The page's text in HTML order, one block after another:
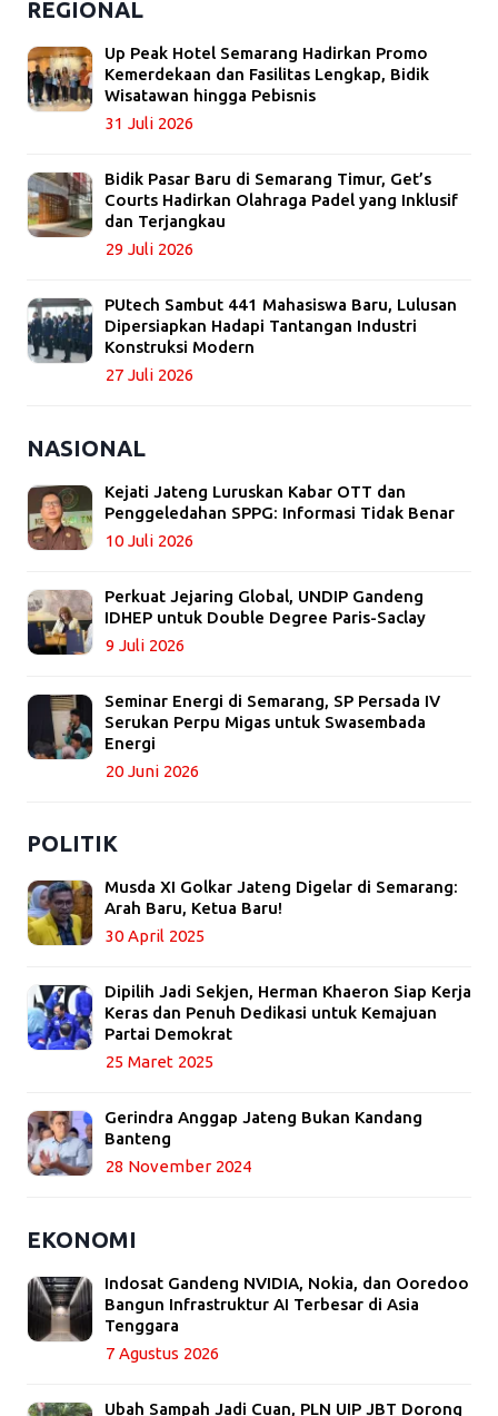
REGIONAL
Up Peak Hotel Semarang Hadirkan Promo
Kemerdekaan dan Fasilitas Lengkap, Bidik
Wisatawan hingga Pebisnis
31 Juli 2026
Bidik Pasar Baru di Semarang Timur, Get’s
Courts Hadirkan Olahraga Padel yang Inklusif
dan Terjangkau
29 Juli 2026
PUtech Sambut 441 Mahasiswa Baru, Lulusan
Dipersiapkan Hadapi Tantangan Industri
Konstruksi Modern
27 Juli 2026
NASIONAL
Kejati Jateng Luruskan Kabar OTT dan
Penggeledahan SPPG: Informasi Tidak Benar
10 Juli 2026
Perkuat Jejaring Global, UNDIP Gandeng
IDHEP untuk Double Degree Paris-Saclay
9 Juli 2026
Seminar Energi di Semarang, SP Persada IV
Serukan Perpu Migas untuk Swasembada
Energi
20 Juni 2026
POLITIK
Musda XI Golkar Jateng Digelar di Semarang:
Arah Baru, Ketua Baru!
30 April 2025
Dipilih Jadi Sekjen, Herman Khaeron Siap Kerja
Keras dan Penuh Dedikasi untuk Kemajuan
Partai Demokrat
25 Maret 2025
Gerindra Anggap Jateng Bukan Kandang
Banteng
28 November 2024
EKONOMI
Indosat Gandeng NVIDIA, Nokia, dan Ooredoo
Bangun Infrastruktur AI Terbesar di Asia
Tenggara
7 Agustus 2026
Ubah Sampah Jadi Cuan, PLN UIP JBT Dorong